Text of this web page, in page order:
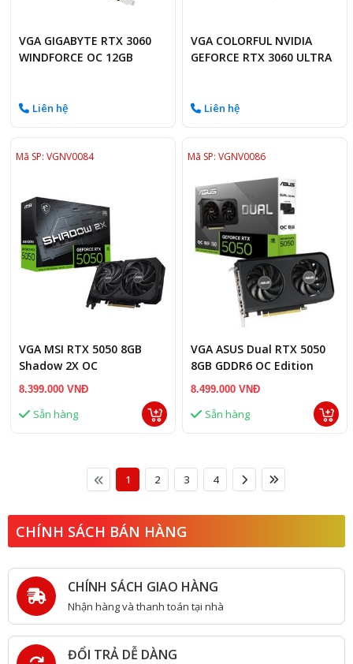
VGA GIGABYTE RTX 3060
WINDFORCE OC 12GB
Liên hệ
VGA COLORFUL NVIDIA
GEFORCE RTX 3060 ULTRA
Liên hệ
Mã SP: VGNV0084
VGA MSI RTX 5050 8GB
Shadow 2X OC
8.399.000 VNĐ
Sẵn hàng
Mã SP: VGNV0086
VGA ASUS Dual RTX 5050
8GB GDDR6 OC Edition
(DUAL-RTX5050-O8G)
8.499.000 VNĐ
Sẵn hàng
1 2 3 4
CHÍNH SÁCH BÁN HÀNG
CHÍNH SÁCH GIAO HÀNG
Nhận hàng và thanh toán tại nhà
ĐỔI TRẢ DỄ DÀNG